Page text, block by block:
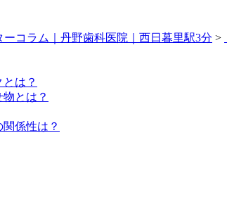
ーコラム｜丹野歯科医院｜西日暮里駅3分 >
は？
とは？
係性は？